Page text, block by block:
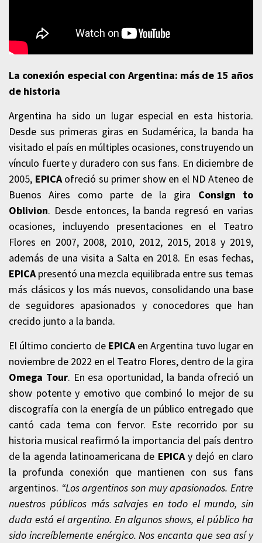
La conexión especial con Argentina: más de 15 años
de historia
Argentina ha sido un lugar especial en esta historia.
Desde sus primeras giras en Sudamérica, la banda ha
visitado el país en múltiples ocasiones, construyendo un
vínculo fuerte y duradero con sus fans. En diciembre de
2005, EPICAofreció su primer show en el ND Ateneo de
Buenos Aires como parte de la gira Consign to
Oblivion. Desde entonces, la banda regresó en varias
ocasiones, incluyendo presentaciones en el Teatro
Flores en 2007, 2008, 2010, 2012, 2015, 2018 y 2019,
además de una visita a Salta en 2018. En esas fechas,
EPICA presentó una mezcla equilibrada entre sus temas
más clásicos y los más nuevos, consolidando una base
de seguidores apasionados y conocedores que han
crecido junto a la banda.
El último concierto de EPICAen Argentina tuvo lugar en
noviembre de 2022 en el Teatro Flores, dentro de la gira
Omega Tour. En esa oportunidad, la banda ofreció un
show potente y emotivo que combinó lo mejor de su
discografía con la energía de un público entregado que
cantó cada tema con fervor. Este recorrido por su
historia musical reafirmó la importancia del país dentro
de la agenda latinoamericana de EPICAy dejó en claro
la profunda conexión que mantienen con sus fans
argentinos. “Los argentinos son muy apasionados. Entre
nuestros públicos más salvajes en todo el mundo, sin
duda está el argentino. En algunos shows, el público ha
sido increíblemente enérgico. Nos encanta que sea así y